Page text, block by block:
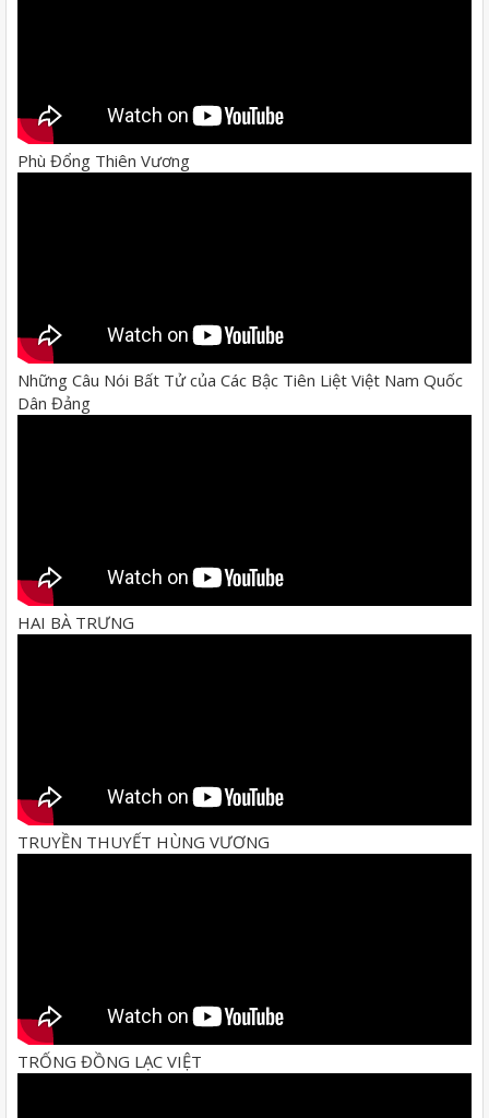
Phù Đổng Thiên Vương
Những Câu Nói Bất Tử của Các Bậc Tiên Liệt Việt Nam Quốc
Dân Đảng
HAI BÀ TRƯNG
TRUYỀN THUYẾT HÙNG VƯƠNG
TRỐNG ĐỒNG LẠC VIỆT